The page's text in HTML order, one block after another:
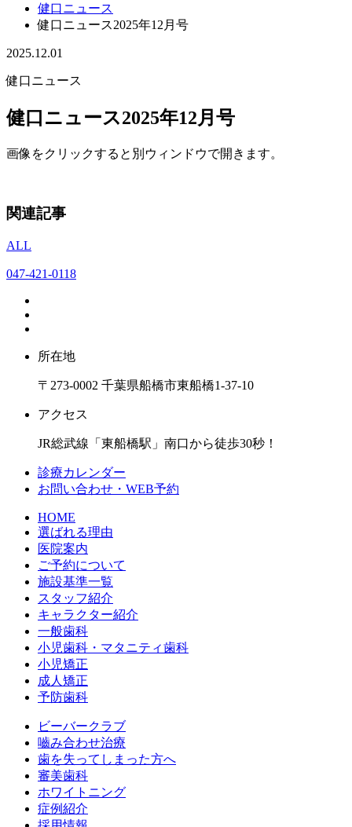
健口ニュース
健口ニュース2025年12月号
2025.12.01
健口ニュース
健口ニュース2025年12月号
画像をクリックすると別ウィンドウで開きます。
関連記事
ALL
047-421-0118
所在地
〒273-0002 千葉県船橋市東船橋1-37-10
アクセス
JR総武線「東船橋駅」南口から徒歩30秒！
診療カレンダー
お問い合わせ・WEB予約
HOME
選ばれる理由
医院案内
ご予約について
施設基準一覧
スタッフ紹介
キャラクター紹介
一般歯科
小児歯科・マタニティ歯科
小児矯正
成人矯正
予防歯科
ビーバークラブ
嚙み合わせ治療
歯を失ってしまった方へ
審美歯科
ホワイトニング
症例紹介